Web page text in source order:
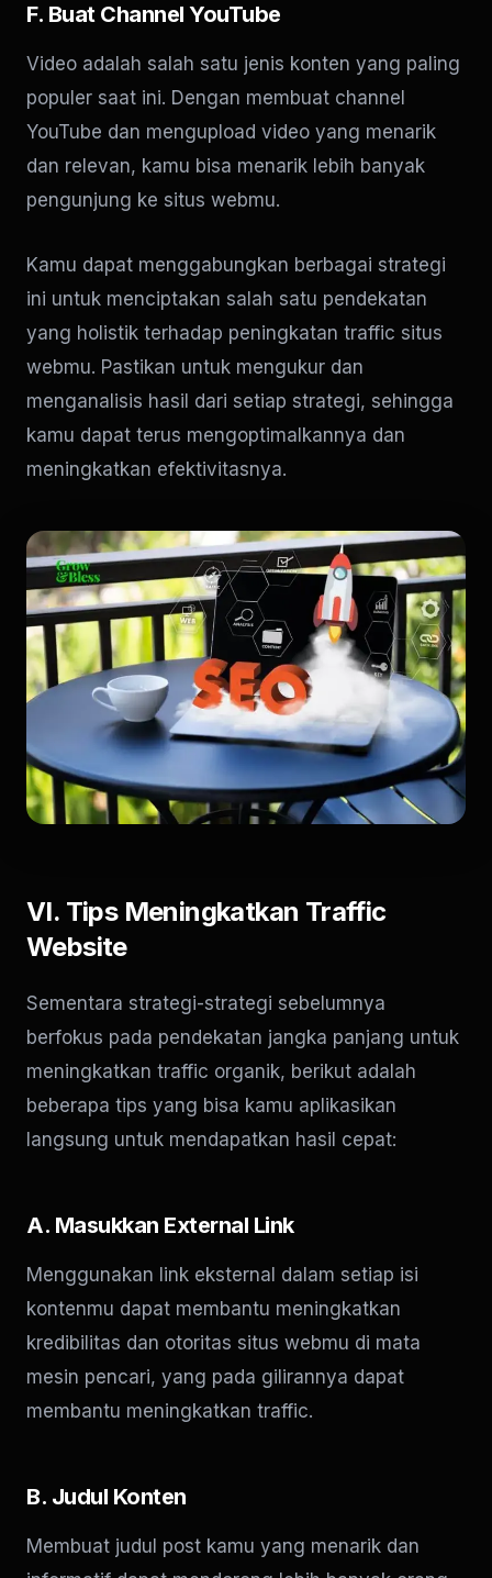
F. Buat Channel YouTube
Video adalah salah satu jenis konten yang paling
populer saat ini. Dengan membuat channel
YouTube dan mengupload video yang menarik
dan relevan, kamu bisa menarik lebih banyak
pengunjung ke situs webmu.
Kamu dapat menggabungkan berbagai strategi
ini untuk menciptakan salah satu pendekatan
yang holistik terhadap peningkatan traffic situs
webmu. Pastikan untuk mengukur dan
menganalisis hasil dari setiap strategi, sehingga
kamu dapat terus mengoptimalkannya dan
meningkatkan efektivitasnya.
VI. Tips Meningkatkan Traffic
Website
Sementara strategi-strategi sebelumnya
berfokus pada pendekatan jangka panjang untuk
meningkatkan traffic organik, berikut adalah
beberapa tips yang bisa kamu aplikasikan
langsung untuk mendapatkan hasil cepat:
A. Masukkan External Link
Menggunakan link eksternal dalam setiap isi
kontenmu dapat membantu meningkatkan
kredibilitas dan otoritas situs webmu di mata
mesin pencari, yang pada gilirannya dapat
membantu meningkatkan traffic.
B. Judul Konten
Membuat judul post kamu yang menarik dan